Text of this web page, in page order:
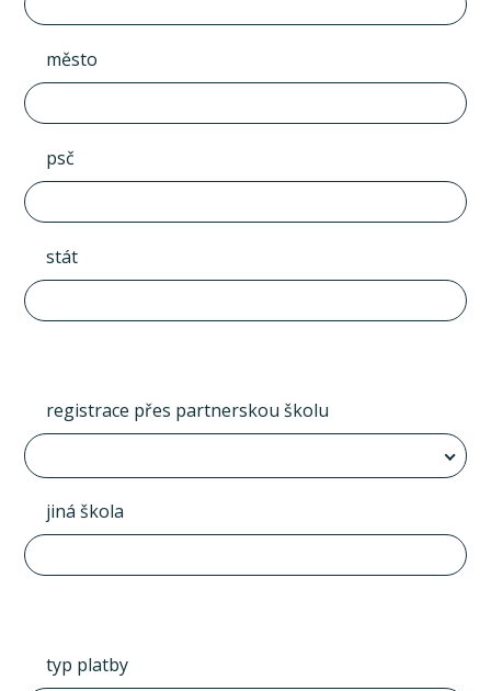
město
psč
stát
registrace přes partnerskou školu
jiná škola
typ platby